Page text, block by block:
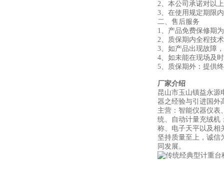
2、本公司承诺对以
3、在使用规定期限
二、售后服务
1、产品免费保修期
2、质保期内全
3、如产品出现故障
4、如未能在现场及
5、质保期外：提供
厂家介绍
昆山市玉山镇益永源
器之经验与引进国外
主营：智能仪器仪表
统、自动计量充绒机
称、电子天平以及相
坚持质量至上，诚信
同发展。